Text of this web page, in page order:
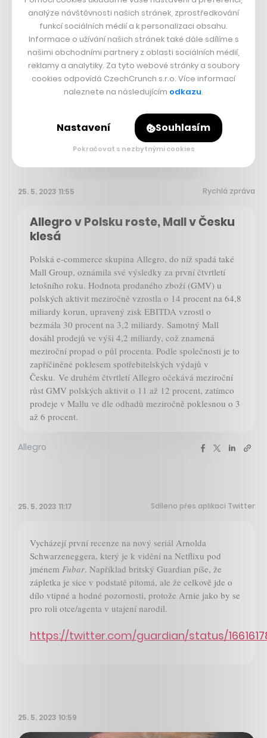
Objevil díru na stárnoucím trhu a ve
32 letech je z něj miliardář. Hledá
kupce pro firmy bez nástupce
LUBOŠ KREČ
25. 5. 2023 11:55 Rychlá zpráva
Allegro v Polsku roste, Mall v Česku
klesá
Polská e-commerce skupina Allegro, do níž spadá také
Mall Group, oznámila své výsledky za první čtvrtletí
letošního roku. Hodnota prodaného zboží (GMV) u
polských aktivit meziročně vzrostla o 14 procent na 64,8
miliardy korun, upravený zisk EBITDA vzrostl o
bezmála 30 procent na 3,2 miliardy. Samotný Mall
dosáhl prodejů ve výši 4,2 miliardy, což znamená
meziroční propad o půl procenta. Podle společnosti je to
zapříčiněné poklesem spotřebitelských výdajů v
Česku. Ve druhém čtvrtletí Allegro očekává meziroční
růst GMV polských aktivit o 11 až 12 procent, zatímco
prodeje v Mallu ve dle odhadů meziročně poklesnou o 3
až 6 procent.
Allegro
25. 5. 2023 11:17 Sdíleno přes aplikaci Twitter
Vycházejí první recenze na nový seriál Arnolda
Schwarzeneggera, který je k vidění na Netflixu pod
jménem Fubar. Například britský Guardian píše, že
zápletka je sice v podstatě pitomá, ale že celkově jde o
dílo vtipné a hodné pozornosti, protože Arnie jako by se
pro roli otce/agenta v utajení narodil.
https://twitter.com/guardian/status/
25. 5. 2023 10:59
analýze návštěvnosti našich stránek, zprostředkování
funkcí sociálních médií a k personalizaci obsahu.
Informace o užívání našich stránek také dále sdílíme s
našimi obchodními partnery z oblasti sociálních médií,
reklamy a analytiky. Za tyto webové stránky a soubory
cookies odpovídá CzechCrunch s.r.o. Více informací
naleznete na následujícím odkazu.
Nastavení Souhlasím
Pokračovat s nezbytnými cookies